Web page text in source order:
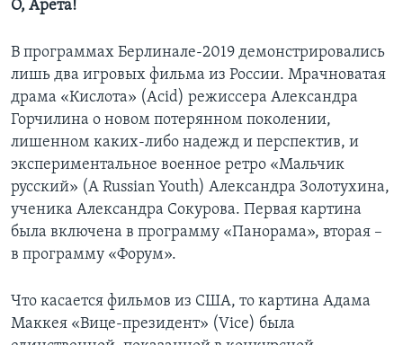
О, Арета!
В программах Берлинале-2019 демонстрировались
лишь два игровых фильма из России. Мрачноватая
драма «Кислота» (Acid) режиссера Александра
Горчилина о новом потерянном поколении,
лишенном каких-либо надежд и перспектив, и
экспериментальное военное ретро «Мальчик
русский» (A Russian Youth) Александра Золотухина,
ученика Александра Сокурова. Первая картина
была включена в программу «Панорама», вторая –
в программу «Форум».
Что касается фильмов из США, то картина Адама
Маккея «Вице-президент» (Vice) была